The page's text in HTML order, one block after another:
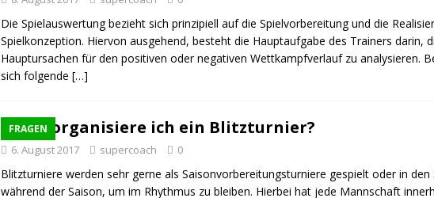
Die Spielauswertung bezieht sich prinzipiell auf die Spielvorbereitung und die
Spielkonzeption. Hiervon ausgehend, besteht die Hauptaufgabe des Trainers darin,
Hauptursachen für den positiven oder negativen Wettkampfverlauf zu analysieren.
sich folgende […]
FRAGEN
Wie organisiere ich ein Blitzturnier?
6. August 2017 supercoach 0
Blitzturniere werden sehr gerne als Saisonvorbereitungsturniere gespielt oder in den
während der Saison, um im Rhythmus zu bleiben. Hierbei hat jede Mannschaft